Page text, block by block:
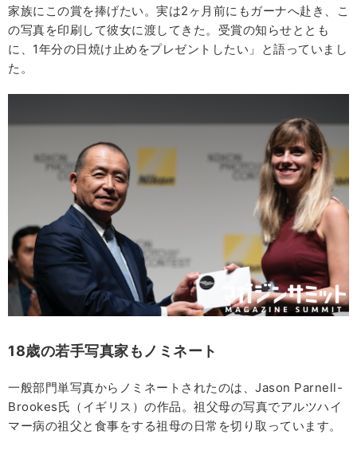
家族にこの賞を捧げたい。実は2ヶ月前にもガーナへ赴き、こ
の写真を印刷して彼女に渡してきた。受賞の知らせととも
に、1年分の日焼け止めをプレゼントしたい」と語っていまし
た。
18歳の若手写真家もノミネート
一般部門単写真からノミネートされたのは、Jason Parnell-
Brookes氏（イギリス）の作品。祖父母の写真でアルツハイ
マー病の祖父と食事をする祖母の日常を切り取っています。